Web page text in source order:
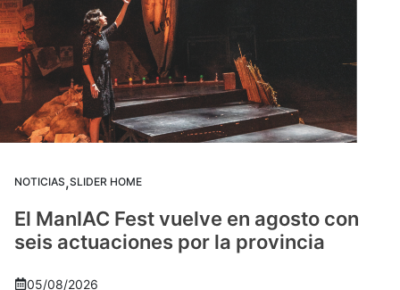
NOTICIAS,SLIDER HOME
El ManIAC Fest vuelve en agosto con
seis actuaciones por la provincia
05/08/2026